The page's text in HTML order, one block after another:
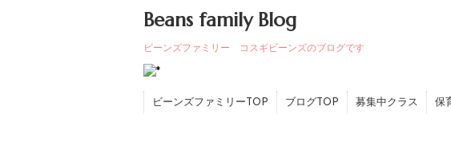
Beans family Blog
ビーンズファミリー コスギビーンズのブログです
ビーンズファミリーTOP ブログTOP 募集中クラス 保